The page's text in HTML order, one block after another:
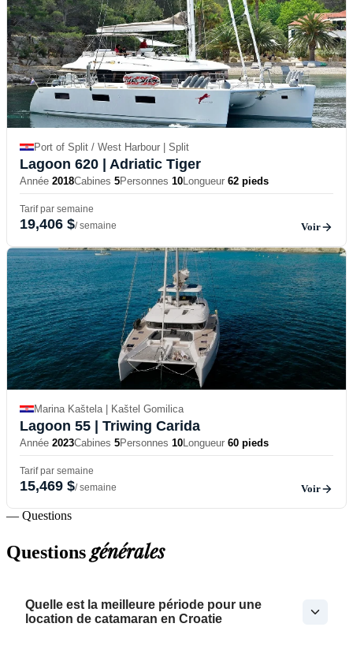
Port of Split / West Harbour | Split
Lagoon 620 | Adriatic Tiger
Année 2018Cabines 5Personnes 10Longueur 62 pieds
Tarif par semaine
19,406 $/ semaine Voir
Marina Kaštela | Kaštel Gomilica
Lagoon 55 | Triwing Carida
Année 2023Cabines 5Personnes 10Longueur 60 pieds
Tarif par semaine
15,469 $/ semaine Voir
— Questions
Questionsgénérales
Quelle est la meilleure période pour une
location de catamaran en Croatie